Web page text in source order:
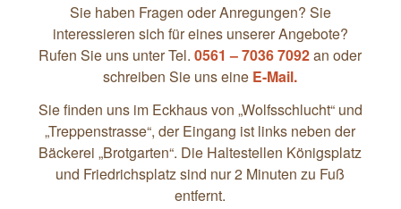
Sie haben Fragen oder Anregungen? Sie
interessieren sich für eines unserer Angebote?
Rufen Sie uns unter Tel.0561 – 7036 7092an oder
schreiben Sie uns eine E-Mail.
Sie finden uns im Eckhaus von „Wolfsschlucht“ und
„Treppenstrasse“, der Eingang ist links neben der
Bäckerei „Brotgarten“. Die Haltestellen Königsplatz
und Friedrichsplatz sind nur 2 Minuten zu Fuß
entfernt.